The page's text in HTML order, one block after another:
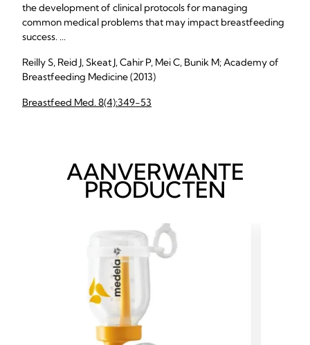
the development of clinical protocols for managing
common medical problems that may impact breastfeeding
success. ...
Reilly S, Reid J, Skeat J, Cahir P, Mei C, Bunik M; Academy of
Breastfeeding Medicine (2013)
Breastfeed Med. 8(4):349-53
AANVERWANTE
PRODUCTEN